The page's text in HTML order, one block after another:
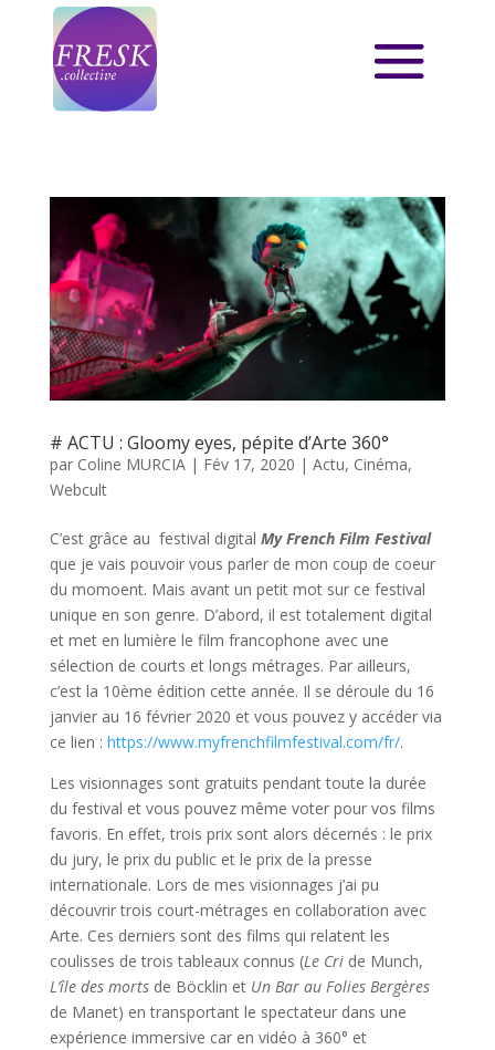
# ACTU : Gloomy eyes, pépite d’Arte 360°
par Coline MURCIA| Fév 17, 2020 | Actu, Cinéma,
Webcult
C’est grâce au festival digital My French Film Festival
que je vais pouvoir vous parler de mon coup de coeur
du momoent. Mais avant un petit mot sur ce festival
unique en son genre. D’abord, il est totalement digital
et met en lumière le film francophone avec une
sélection de courts et longs métrages. Par ailleurs,
c’est la 10ème édition cette année. Il se déroule du 16
janvier au 16 février 2020 et vous pouvez y accéder via
ce lien : https://www.myfrenchfilmfestival.com/fr/.
Les visionnages sont gratuits pendant toute la durée
du festival et vous pouvez même voter pour vos films
favoris. En effet, trois prix sont alors décernés : le prix
du jury, le prix du public et le prix de la presse
internationale. Lors de mes visionnages j’ai pu
découvrir trois court-métrages en collaboration avec
Arte. Ces derniers sont des films qui relatent les
coulisses de trois tableaux connus (Le Cri de Munch,
L’île des mortsde Böcklin et Un Bar au Folies Bergères
de Manet) en transportant le spectateur dans une
expérience immersive car en vidéo à 360° et